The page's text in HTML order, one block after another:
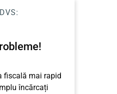
fiscală mai rapid
încărcați